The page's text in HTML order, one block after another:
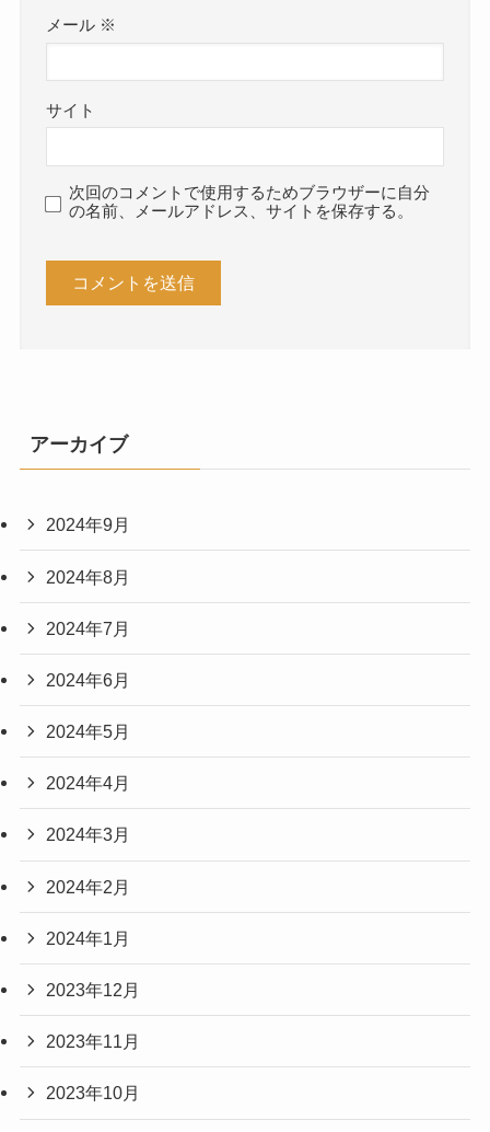
メール ※
サイト
次回のコメントで使用するためブラウザーに自分
の名前、メールアドレス、サイトを保存する。
アーカイブ
2024年9月
2024年8月
2024年7月
2024年6月
2024年5月
2024年4月
2024年3月
2024年2月
2024年1月
2023年12月
2023年11月
2023年10月